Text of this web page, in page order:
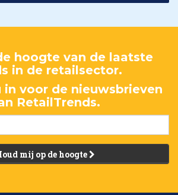
hoogte van de laatste
in de retailsector.
in voor de nieuwsbrieven
RetailTrends.
mij op de hoogte